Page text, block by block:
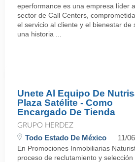
eperformance es una empresa líder
sector de Call Centers,
el servicio al cliente y el bienestar de
una historia ...
Unete Al Equipo De
Plaza Satélite - Como
Encargado De Tienda
GRUPO HERDEZ
Todo Estado De México 11/
En Promociones Inmobiliarias
proceso de reclutamiento y